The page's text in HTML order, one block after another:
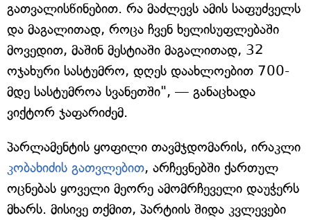
გათვალისწინებით. რა მაძლევს ამის საფუძველს
და მაგალითად, როცა ჩვენ ხელისუფლებაში
მოვედით, მაშინ მესტიაში მაგალითად, 32
ოჯახური სასტუმრო, დღეს დაახლოებით 700-
მდე სასტუმროა სვანეთში", — განაცხადა
ვიქტორ ჯაფარიძემ.
პარლამენტის ყოფილი თავმჯდომარის, ირაკლი
კობახიძის გათვლებით, არჩევნებში ქართულ
ოცნებას ყოველი მეორე ამომრჩეველი დაუჭერს
მხარს. მისივე თქმით, პარტიის შიდა კვლევები